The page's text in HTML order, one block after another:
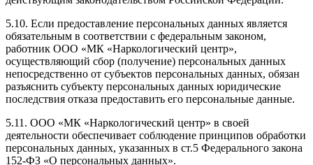
5.10. Если предоставление персональных данных является
обязательным в соответствии с федеральным законом,
работник ООО «МК «Наркологический центр»,
осуществляющий сбор (получение) персональных данных
непосредственно от субъектов персональных данных, обязан
разъяснить субъекту персональных данных юридические
последствия отказа предоставить его персональные данные.
5.11. ООО «МК «Наркологический центр» в своей
деятельности обеспечивает соблюдение принципов обработки
персональных данных, указанных в ст.5 Федерального закона
152-ФЗ «О персональных данных».